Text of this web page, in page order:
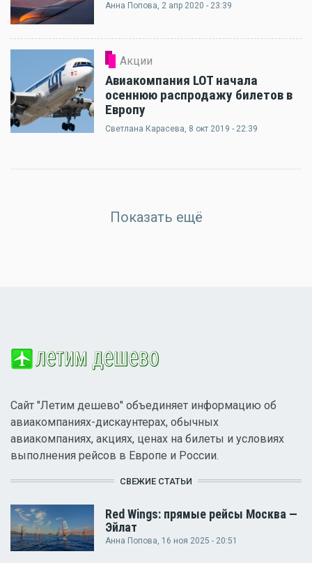
Анна Попова, 2 апр 2020 - 23:39
Акции
Авиакомпания LOT начала
осеннюю распродажу билетов в
Европу
Светлана Карасева, 8 окт 2019 - 22:39
Показать ещё
Сайт "Летим дешево" объединяет информацию об
авиакомпаниях-дискаунтерах, обычных
авиакомпаниях, акциях, ценах на билеты и условиях
выполнения рейсов в Европе и России.
СВЕЖИЕ СТАТЬИ
Red Wings: прямые рейсы Москва —
Эйлат
Анна Попова, 16 ноя 2025 - 20:51